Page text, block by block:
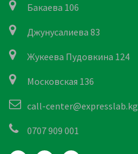
Бакаева 106
Джунусалиева 83
Жукеева Пудовкина 124
Московская 136
call-center@expresslab.kg
0707 909 001